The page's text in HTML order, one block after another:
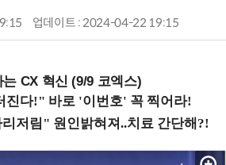
업데이트 : 2024-04-22 19:15
CX 혁신 (9/9 코엑스)